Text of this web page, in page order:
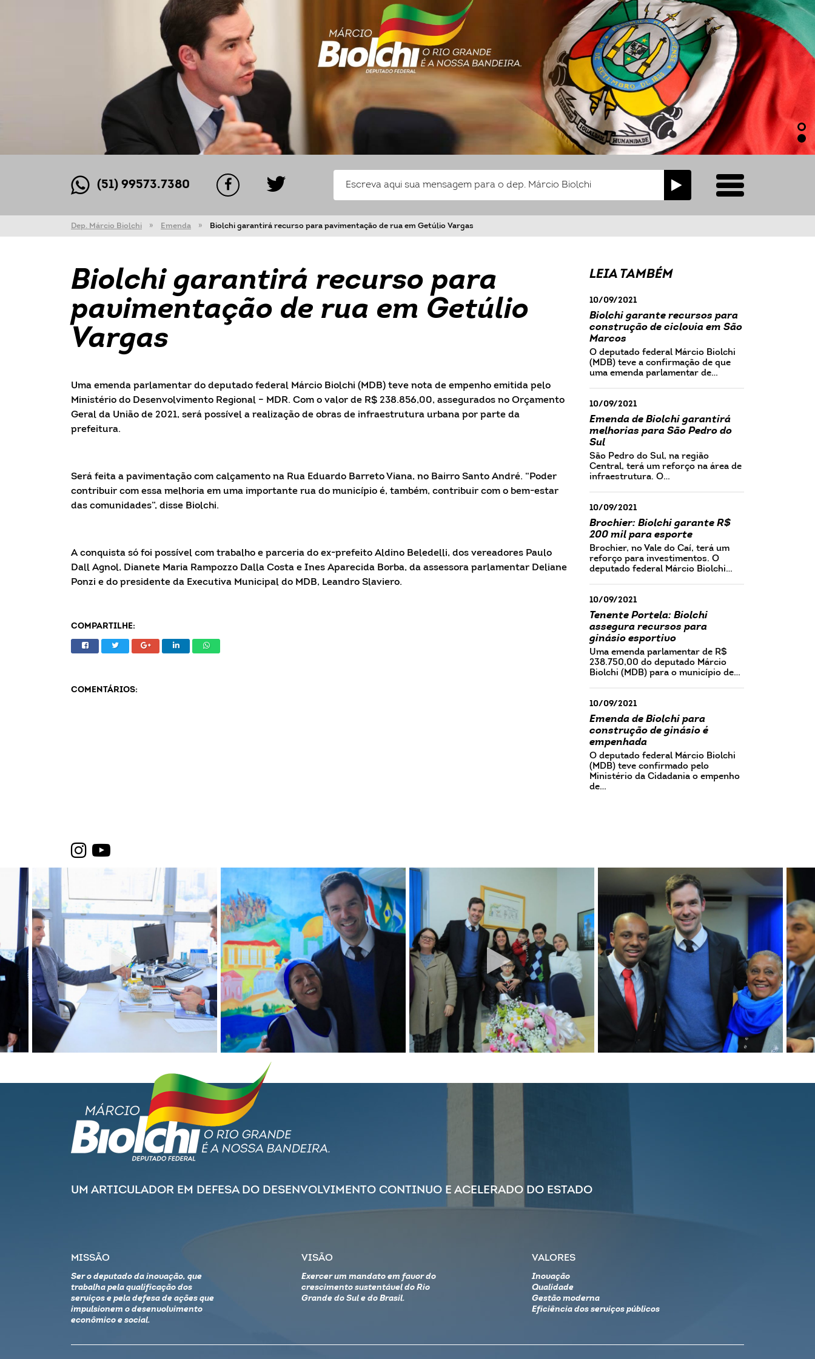
(51) 99573.7380
Dep. Márcio Biolchi Emenda Biolchi garantirá recurso para pavimentação de rua em Getúlio Vargas
Biolchi garantirá recurso para
pavimentação de rua em Getúlio
Vargas
Uma emenda parlamentar do deputado federal Márcio Biolchi (MDB) teve nota de empenho emitida pelo
Ministério do Desenvolvimento Regional – MDR. Com o valor de R$ 238.856,00, assegurados no Orçamento
Geral da União de 2021, será possível a realização de obras de infraestrutura urbana por parte da
prefeitura.
Será feita a pavimentação com calçamento na Rua Eduardo Barreto Viana, no Bairro Santo André. “Poder
contribuir com essa melhoria em uma importante rua do município é, também, contribuir com o bem-estar
das comunidades”, disse Biolchi.
A conquista só foi possível com trabalho e parceria do ex-prefeito Aldino Beledelli, dos vereadores Paulo
Dall Agnol, Dianete Maria Rampozzo Dalla Costa e Ines Aparecida Borba, da assessora parlamentar Deliane
Ponzi e do presidente da Executiva Municipal do MDB, Leandro Slaviero.
COMPARTILHE:
COMENTÁRIOS:
LEIA TAMBÉM
10/09/2021
Biolchi garante recursos para
construção de ciclovia em São
Marcos
O deputado federal Márcio Biolchi
(MDB) teve a confirmação de que
uma emenda parlamentar de…
10/09/2021
Emenda de Biolchi garantirá
melhorias para São Pedro do
Sul
São Pedro do Sul, na região
Central, terá um reforço na área de
infraestrutura. O…
10/09/2021
Brochier: Biolchi garante R$
200 mil para esporte
Brochier, no Vale do Caí, terá um
reforço para investimentos. O
deputado federal Márcio Biolchi…
10/09/2021
Tenente Portela: Biolchi
assegura recursos para
ginásio esportivo
Uma emenda parlamentar de R$
238.750,00 do deputado Márcio
Biolchi (MDB) para o município de…
10/09/2021
Emenda de Biolchi para
construção de ginásio é
empenhada
O deputado federal Márcio Biolchi
(MDB) teve confirmado pelo
Ministério da Cidadania o empenho
de…
UM ARTICULADOR EM DEFESA DO DESENVOLVIMENTO CONTINUO E ACELERADO DO ESTADO
MISSÃO
Ser o deputado da inovação, que
trabalha pela qualificação dos
serviços e pela defesa de ações que
impulsionem o desenvolvimento
econômico e social.
VISÃO
Exercer um mandato em favor do
crescimento sustentável do Rio
Grande do Sul e do Brasil.
VALORES
Inovação
Qualidade
Gestão moderna
Eficiência dos serviços públicos